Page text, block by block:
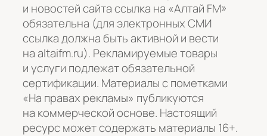
и новостей сайта ссылка на «Алтай FM»
обязательна (для электронных СМИ
ссылка должна быть активной и вести
на altaifm.ru). Рекламируемые товары
и услуги подлежат обязательной
сертификации. Материалы с пометками
«На правах рекламы» публикуются
на коммерческой основе. Настоящий
ресурс может содержать материалы 16+.